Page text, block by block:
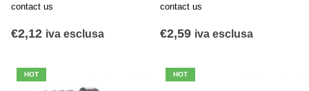
contact us
€2,12 iva esclusa
contact us
€2,59 iva esclusa
HOT HOT